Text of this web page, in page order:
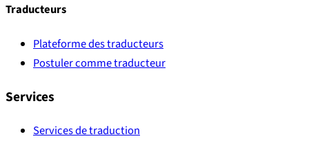
Traducteurs
Plateforme des traducteurs
Postuler comme traducteur
Services
Services de traduction